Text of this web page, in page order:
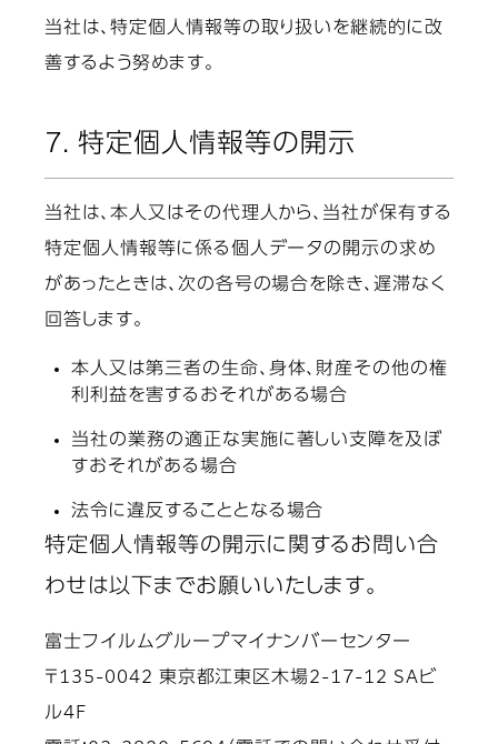
当社は、特定個人情報等の取り扱いを継続的に改
善するよう努めます。
7. 特定個人情報等の開示
当社は、本人又はその代理人から、当社が保有する
特定個人情報等に係る個人データの開示の求め
があったときは、次の各号の場合を除き、遅滞なく
回答します。
本人又は第三者の生命、身体、財産その他の権
利利益を害するおそれがある場合
当社の業務の適正な実施に著しい支障を及ぼ
すおそれがある場合
法令に違反することとなる場合
特定個人情報等の開示に関するお問い合
わせは以下までお願いいたします。
富士フイルムグループマイナンバーセンター
〒135-0042 東京都江東区木場2-17-12 SAビ
ル4F